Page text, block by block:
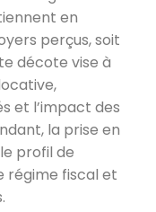
en
perçus, soit
décote vise à
et l’impact des
la prise en
profil de
régime fiscal et